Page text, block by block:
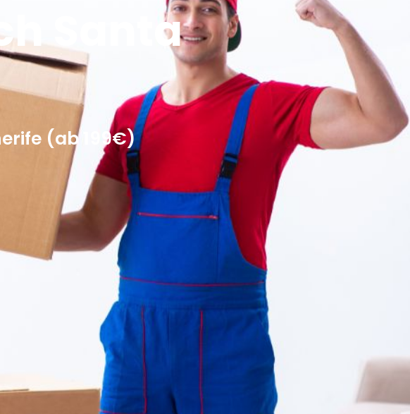
Santa
(ab 199€)